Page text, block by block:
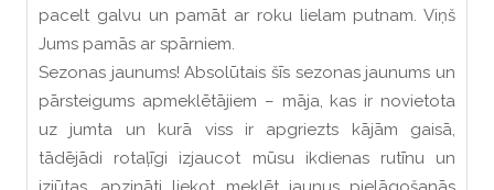
pacelt galvu un pamāt ar roku lielam putnam. Viņš
Jums pamās ar spārniem.
Sezonas jaunums! Absolūtais šīs sezonas jaunums un
pārsteigums apmeklētājiem – māja, kas ir novietota
uz jumta un kurā viss ir apgriezts kājām gaisā,
tādējādi rotaļīgi izjaucot mūsu ikdienas rutīnu un